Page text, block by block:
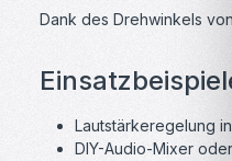
Dank des Drehwinkels
Lautstärkeregelung
DIY-Audio-Mixer